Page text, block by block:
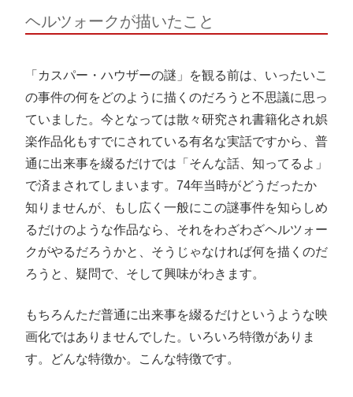
ヘルツォークが描いたこと
「カスパー・ハウザーの謎」を観る前は、いったいこ
の事件の何をどのように描くのだろうと不思議に思っ
ていました。今となっては散々研究され書籍化され娯
楽作品化もすでにされている有名な実話ですから、普
通に出来事を綴るだけでは「そんな話、知ってるよ」
で済まされてしまいます。74年当時がどうだったか
知りませんが、もし広く一般にこの謎事件を知らしめ
るだけのような作品なら、それをわざわざヘルツォー
クがやるだろうかと、そうじゃなければ何を描くのだ
ろうと、疑問で、そして興味がわきます。
もちろんただ普通に出来事を綴るだけというような映
画化ではありませんでした。いろいろ特徴がありま
す。どんな特徴か。こんな特徴です。